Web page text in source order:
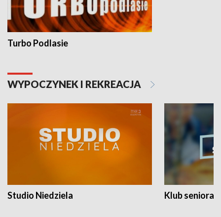
Turbo Podlasie
WYPOCZYNEK I REKREACJA
Studio Niedziela Klub seniora